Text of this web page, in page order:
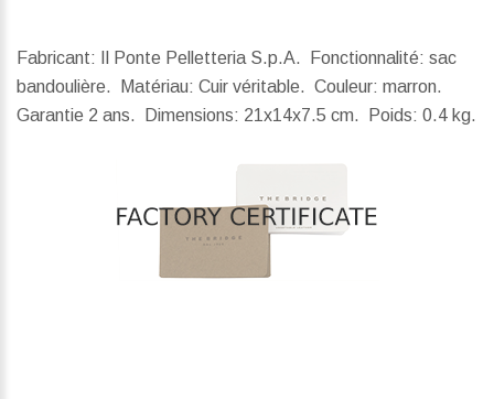
Fabricant: Il Ponte Pelletteria S.p.A. Fonctionnalité: sac
bandoulière. Matériau: Cuir véritable. Couleur: marron.
Garantie 2 ans.
Dimensions: 21x14x7.5 cm. Poids: 0.4 kg.